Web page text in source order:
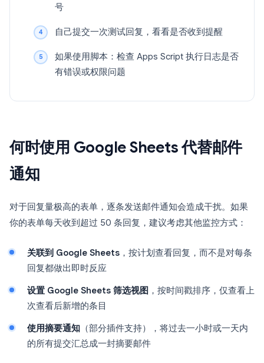
号
自己提交一次测试回复，看看是否收到提醒
如果使用脚本：检查 Apps Script 执行日志是否
有错误或权限问题
何时使用 Google Sheets 代替邮件
通知
对于回复量极高的表单，逐条发送邮件通知会造成干扰。如果
你的表单每天收到超过 50 条回复，建议考虑其他监控方式：
关联到 Google Sheets ，按计划查看回复，而不是对每条
回复都做出即时反应
设置 Google Sheets 筛选视图 ，按时间戳排序，仅查看上
次查看后新增的条目
使用摘要通知 （部分插件支持），将过去一小时或一天内
的所有提交汇总成一封摘要邮件